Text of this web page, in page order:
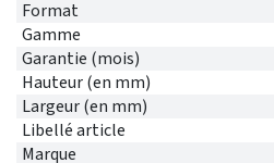
Format
Gamme
Garantie (mois)
Hauteur (en mm)
Largeur (en mm)
Libellé article
Marque